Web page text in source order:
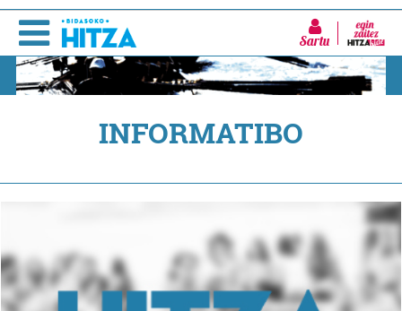
Sartu
INFORMATIBO